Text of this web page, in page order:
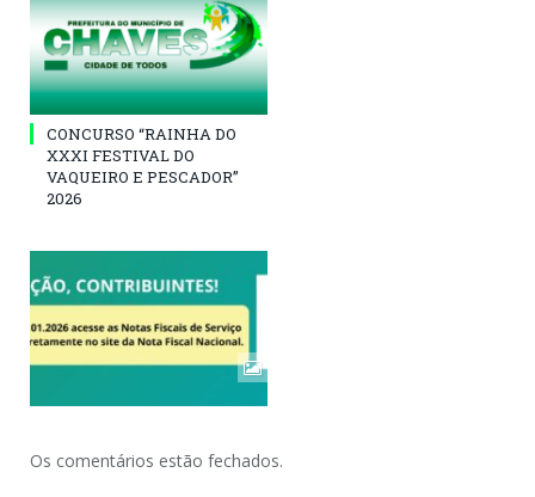
CONCURSO “RAINHA DO
XXXI FESTIVAL DO
VAQUEIRO E PESCADOR”
2026
Os comentários estão fechados.